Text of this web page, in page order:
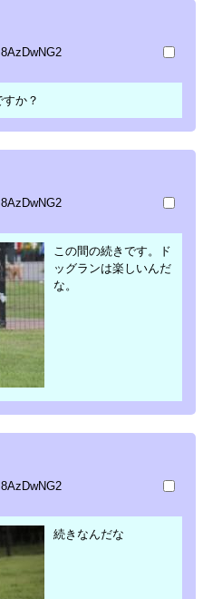
か？
この間の続きです。ド
ッグランは楽しいんだ
な。
続きなんだな